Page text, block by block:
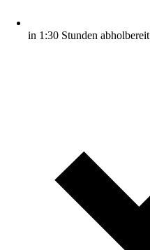
in 1:30 Stunden abholbereit